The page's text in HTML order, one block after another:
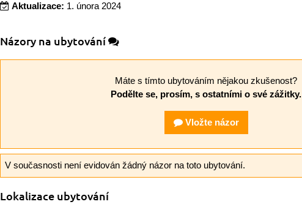
Aktualizace: 1. února 2024
Názory na ubytování
Máte s tímto ubytováním nějakou zkušenost?
Podělte se, prosím, s ostatními o své zážitky.
Vložte názor
V současnosti není evidován žádný názor na toto ubytování.
Lokalizace ubytování